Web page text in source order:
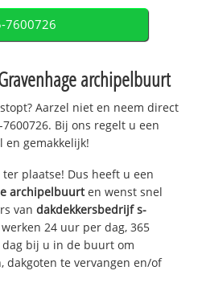
7600726
archipelbuurt
Aarzel niet en neem direct
Bij ons regelt u een
gemakkelijk!
plaatse! Dus heeft u een
archipelbuurten wenst snel
vandakdekkersbedrijfs-
werken 24 uur per dag, 365
bij u in de buurt om
dakgoten te vervangen en/of